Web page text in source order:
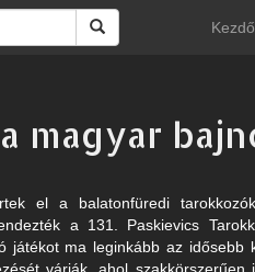
magyar
el a balatonfüredi
a 131. Paskievics
játékot ma leginkább az